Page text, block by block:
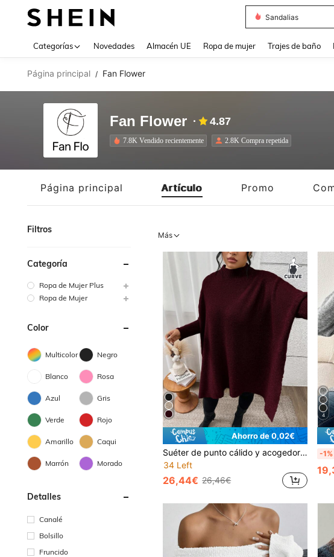
Tops
Categorías Novedades Almacén UE Ropa de mujer Trajes de baño
Página principal / Fan Flower
Fan Flower 4.87
7.8K Vendido recientemente 2.8K Compra repetida
Página principal Artículo Promo
Filtros
Categoría
Ropa de Mujer Plus
Ropa de Mujer
Color
Multicolor Negro
Blanco Rosa
Azul Gris
Verde Rojo
Amarillo Caqui
Marrón Morado
Detalles
Canalé
Bolsillo
Fruncido
Más
Ahorro de 0,02€
Suéter de punto cálido y acogedor de estilo vacacional para mujer de talla grande, ideal para Navidad y San Valentín, invierno y primavera
34 Left
26,44€ 26,46€
4
-1%